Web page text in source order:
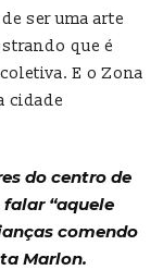
ser uma arte
que é
E o Zona
cidade
do centro de
“aquele
comendo
Marlon.